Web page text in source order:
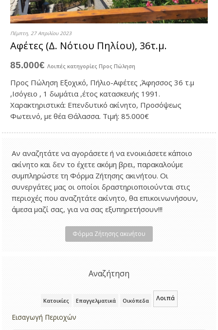
Πέμπτη, 27 Απριλίου 2023
Αφέτες (Δ. Νότιου Πηλίου), 36τ.μ.
85.000€Λοιπές κατηγορίες Προς Πώληση
Προς Πώληση Εξοχικό, Πήλιο-Αφέτες ,Άφησσος 36 τ.μ
,Ισόγειο , 1 δωμάτια ,έτος κατασκευής 1991.
Χαρακτηριστικά: Επενδυτικό ακίνητο, Προσόψεως
Φωτεινό, με θέα Θάλασσα. Τιμή: 85.000€
Αν αναζητάτε να αγοράσετε ή να ενοικιάσετε κάποιο
ακίνητο και δεν το έχετε ακόμη βρει, παρακαλούμε
συμπληρώστε τη Φόρμα Ζήτησης ακινήτου. Οι
συνεργάτες μας οι οποίοι δραστηριοποιούνται στις
περιοχές που αναζητάτε ακίνητο, θα επικοινωνήσουν,
άμεσα μαζί σας, για να σας εξυπηρετήσουν!!!
Φόρμα Ζήτησης ακινήτου
Αναζήτηση
Κατοικίες Επαγγελματικά Οικόπεδα Λοιπά
Εισαγωγή Περιοχών